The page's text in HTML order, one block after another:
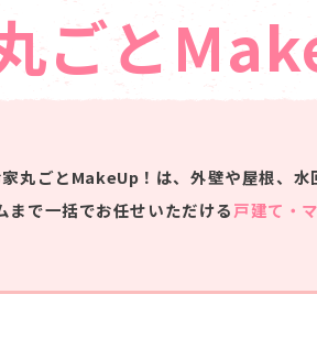
ごと
家丸ごとMakeUp！は、外壁や屋根、水
まで一括でお任せいただける戸建て・